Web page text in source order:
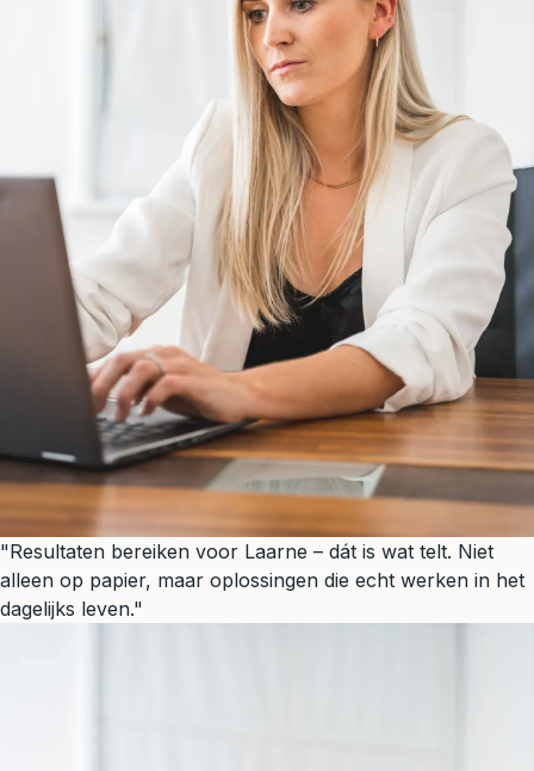
"Resultaten bereiken voor Laarne – dát is wat telt. Niet
alleen op papier, maar oplossingen die echt werken in het
dagelijks leven."